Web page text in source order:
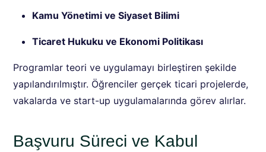
Kamu Yönetimi ve Siyaset Bilimi
Ticaret Hukuku ve Ekonomi Politikası
Programlar teori ve uygulamayı birleştiren şekilde
yapılandırılmıştır. Öğrenciler gerçek ticari projelerde,
vakalarda ve start-up uygulamalarında görev alırlar.
Başvuru Süreci ve Kabul